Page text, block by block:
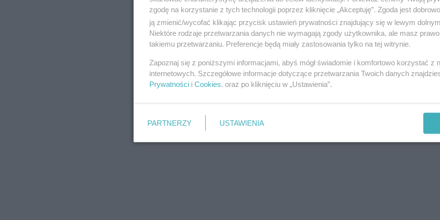
REKLAMA
zgodę na korzystanie z tych technologii poprzez kliknięcie „Akceptuję”. Zgoda jest
ją zmienić/wycofać klikając przycisk ustawień prywatności znajdujący się w lewym
Niektóre rodzaje przetwarzania danych nie wymagają zgody użytkownika, ale masz
takiemu przetwarzaniu. Preferencje będą miały zastosowania tylko na tej witrynie.
Zapoznaj się z poniższymi informacjami, abyś mógł świadomie i komfortowo korzystać z
internetowych. Szczegółowe informacje dotyczące przetwarzania Twoich danych
Prywatności i Cookies . oraz po kliknięciu w „Ustawienia”.
PARTNERZY USTAWIENIA